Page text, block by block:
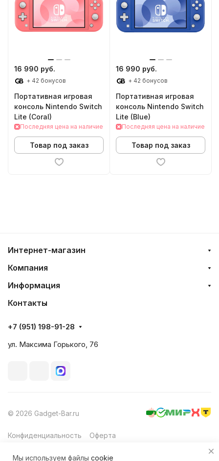
16 990 руб.
+ 42 бонусов
Портативная игровая
консоль Nintendo Switch
Lite (Coral)
Последняя цена на наличие
Товар под заказ
16 990 руб.
+ 42 бонусов
Портативная игровая
консоль Nintendo Switch
Lite (Blue)
Последняя цена на наличие
Товар под заказ
Интернет-магазин
Компания
Информация
Контакты
+7 (951) 198-91-28
ул. Максима Горького, 76
© 2026 Gadget-Bar.ru
Конфиденциальность Оферта
Мы используем файлы cookie